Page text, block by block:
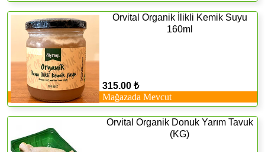
Orvital Organik İlikli Kemik Suyu
160ml
315.00 ₺
Mağazada Mevcut
Orvital Organik Donuk Yarım Tavuk
(KG)